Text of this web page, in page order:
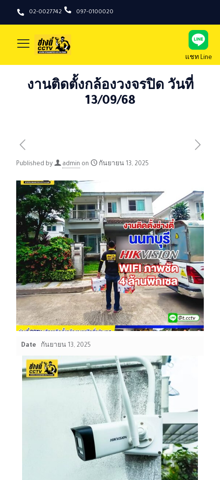
02-0027742 097-0100020
แชท Line
งานติดตั้งกล้องวงจรปิด วันที่
13/09/68
Published by admin on กันยายน 13, 2025
Date กันยายน 13, 2025